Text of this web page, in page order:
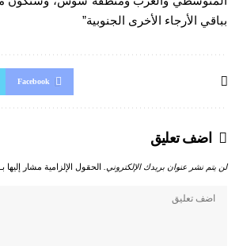
بباقي الأرجاء الأخرى الجنوبية”
Facebook
اضف تعليق
لن يتم نشر عنوان بريدك الإلكتروني. الحقول الإلزامية مشار إليها بـ